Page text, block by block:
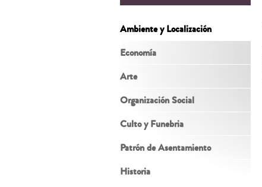
Ambiente y Localización
Economía
Arte
Organización Social
Culto y Funebria
Patrón de Asentamiento
Historia